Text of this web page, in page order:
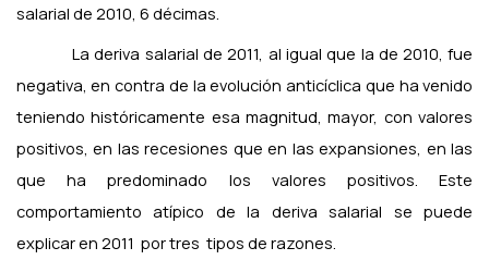
salarial de 2010, 6 décimas.
La deriva salarial de 2011, al igual que la de 2010, fue
negativa, en contra de la evolución anticíclica que ha venido
teniendo históricamente esa magnitud, mayor, con valores
positivos, en las recesiones que en las expansiones, en las
que ha predominado los valores positivos. Este
comportamiento atípico de la deriva salarial se puede
explicar en 2011 por tres tipos de razones.